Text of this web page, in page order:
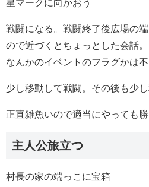
星マークに向かおう
戦闘になる。戦闘終了後広場の
ので近づくとちょっとした会話。
なんかのイベントのフラグかは不
少し移動して戦闘。その後も少
正直雑魚いので適当にやっても
主人公旅立つ
村長の家の端っこに宝箱